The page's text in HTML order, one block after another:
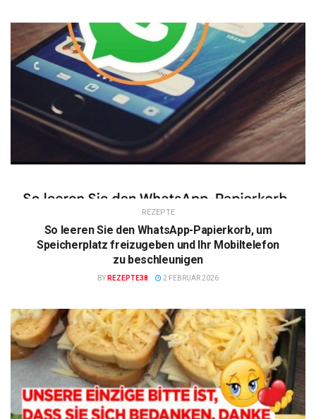
REZEPTE
So leeren Sie den WhatsApp-Papierkorb, um
Speicherplatz freizugeben und Ihr Mobiltelefon
zu beschleunigen
BY REZEPTE38 2 FEBRUAR 2026